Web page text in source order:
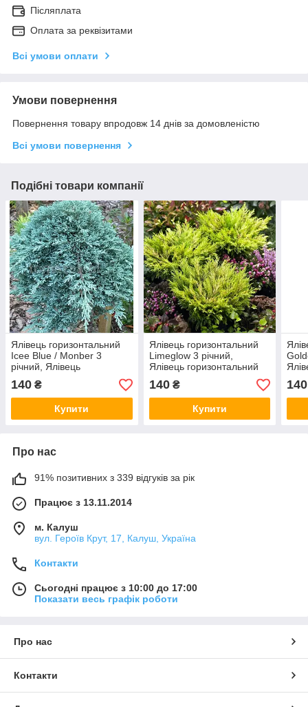
Післяплата
Оплата за реквізитами
Всі умови оплати
Умови повернення
Повернення товару впродовж 14 днів за домовленістю
Всі умови повернення
Подібні товари компанії
Ялівець горизонтальний
Ісее Blue / Monber 3
річний, Ялівець
горизонтальний Айс Блю /
Монбер, Juniperus
140 ₴
Купити
Ялівець горизонтальний
Limeglow 3 річний,
Ялівець горизонтальний
Лаймглоу Juniperus
horizontalis Limeglow
140₴
Купити
140
Про нас
91% позитивних з 339 відгуків за рік
Працює з 13.11.2014
м. Калуш
вул. Героїв Крут, 17, Калуш, Україна
Контакти
Сьогодні працює з 10:00 до 17:00
Показати весь графік роботи
Про нас
Контакти